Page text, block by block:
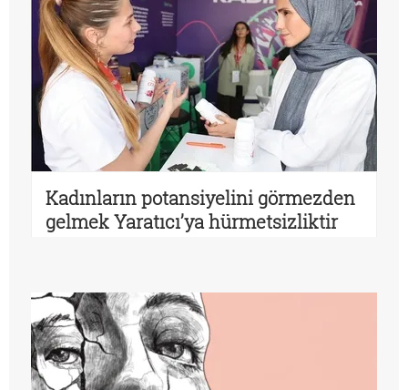
Kadınların potansiyelini görmezden
gelmek Yaratıcı’ya hürmetsizliktir